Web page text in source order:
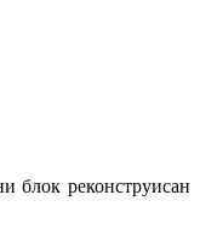
блок реконструисан